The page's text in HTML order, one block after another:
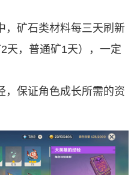
，矿石类材料每三天刷新
天，普通矿1天），一定
，保证角色成长所需的资